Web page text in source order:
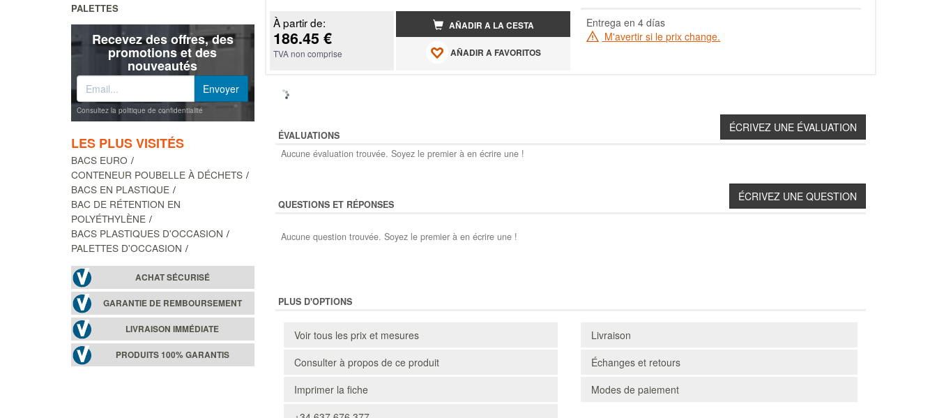
PALETTES
Recevez des offres, des
promotions et des
nouveautés
Consultez la politique de confidentialité
LES PLUS VISITÉS
BACS EURO
CONTENEUR POUBELLE À DÉCHETS
BACS EN PLASTIQUE
BAC DE RÉTENTION EN
POLYÉTHYLÈNE
BACS PLASTIQUES D'OCCASION
PALETTES D'OCCASION
ACHAT SÉCURISÉ
GARANTIE DE REMBOURSEMENT
LIVRAISON IMMÉDIATE
PRODUITS 100% GARANTIS
À partir de:
186.45 €
TVA non comprise
AÑADIR A LA CESTA
AÑADIR A FAVORITOS
Entrega en 4 días
M'avertir si le prix change.
ÉVALUATIONS
Aucune évaluation trouvée. Soyez le premier à en écrire une !
QUESTIONS ET RÉPONSES
Aucune question trouvée. Soyez le premier à en écrire une !
PLUS D'OPTIONS
Voir tous les prix et mesures
Consulter à propos de ce produit
Imprimer la fiche
Livraison
Échanges et retours
Modes de paiement